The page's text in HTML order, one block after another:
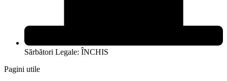
Sărbători Legale: ÎNCHIS
Pagini utile